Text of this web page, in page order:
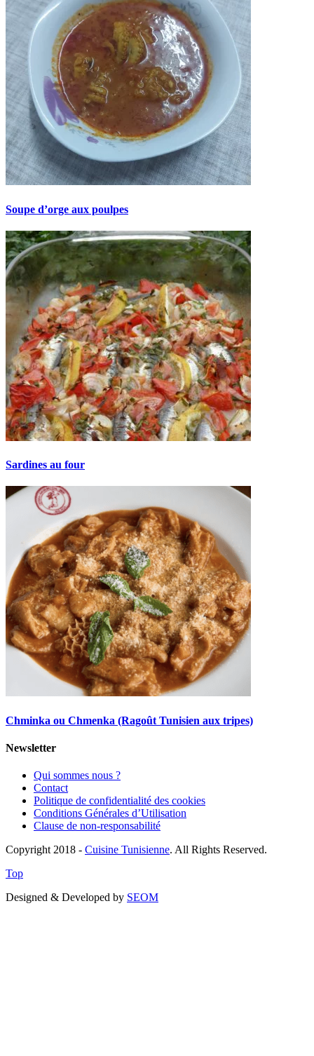
Soupe d’orge aux poulpes
Sardines au four
Chminka ou Chmenka (Ragoût Tunisien aux tripes)
Newsletter
Qui sommes nous ?
Contact
Politique de confidentialité des cookies
Conditions Générales d’Utilisation
Clause de non-responsabilité
Copyright 2018 - Cuisine Tunisienne. All Rights Reserved.
Top
Designed & Developed by SEOM